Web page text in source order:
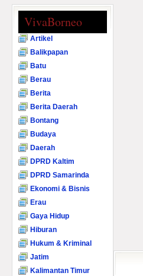
VivaBorneo
Artikel
Balikpapan
Batu
Berau
Berita
Berita Daerah
Bontang
Budaya
Daerah
DPRD Kaltim
DPRD Samarinda
Ekonomi & Bisnis
Erau
Gaya Hidup
Hiburan
Hukum & Kriminal
Jatim
Kalimantan Timur